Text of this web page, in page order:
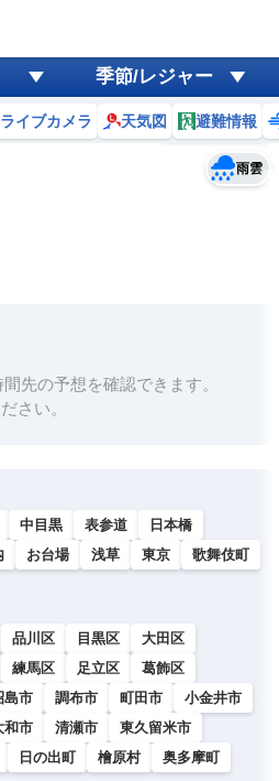
季節/レジャー
ライブカメラ 天気図 避難情報
雨雲
予報士コメント
黄砂
天気 台風
先の予想を確認できます。
さい。
中目黒 表参道
日本橋
お台場 浅草 東京
歌舞伎町
品川区 目黒区
大田区
練馬区 足立区
葛飾区
島市 調布市 町田市
小金井市
和市 清瀬市
東久留米市
日の出町 檜原村 奥多摩町